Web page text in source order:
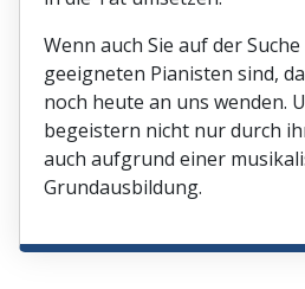
Wenn auch Sie auf der
geeigneten Pianisten sind,
noch heute an uns wenden.
begeistern nicht nur durch
auch aufgrund einer
Grundausbildung.